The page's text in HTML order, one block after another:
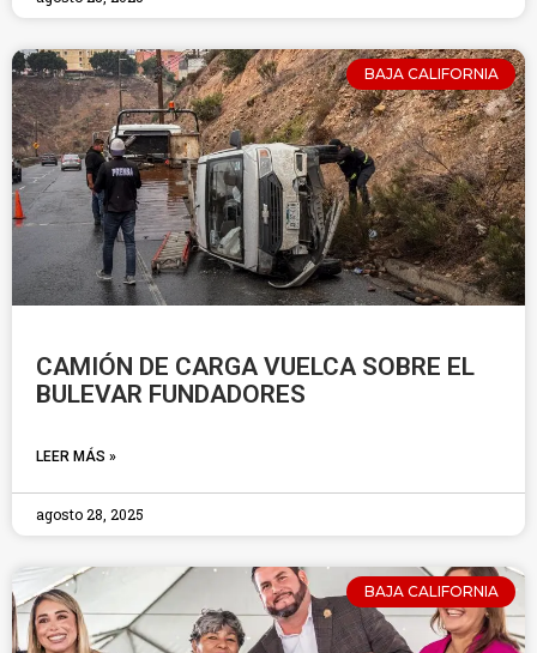
BAJA CALIFORNIA
CAMIÓN DE CARGA VUELCA SOBRE EL
BULEVAR FUNDADORES
LEER MÁS »
agosto 28, 2025
BAJA CALIFORNIA